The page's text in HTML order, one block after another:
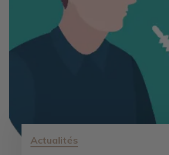
Actualités